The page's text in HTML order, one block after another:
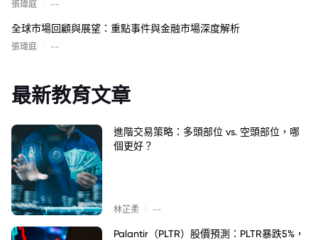
張瑋庭 --
全球市場回顧與展望：重點事件與金融市場深度解析
張瑋庭 --
最新教育文章
進階交易策略：多頭部位 vs. 空頭部位，哪
個更好？
林芷柔 --
Palantir（PLTR）股價預測：PLTR暴跌5%，